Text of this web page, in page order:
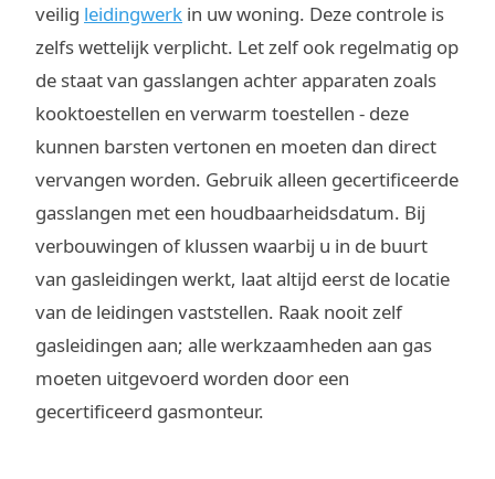
veilig leidingwerk in uw woning. Deze controle is
zelfs wettelijk verplicht. Let zelf ook regelmatig op
de staat van gasslangen achter apparaten zoals
kooktoestellen en verwarm toestellen - deze
kunnen barsten vertonen en moeten dan direct
vervangen worden. Gebruik alleen gecertificeerde
gasslangen met een houdbaarheidsdatum. Bij
verbouwingen of klussen waarbij u in de buurt
van gasleidingen werkt, laat altijd eerst de locatie
van de leidingen vaststellen. Raak nooit zelf
gasleidingen aan; alle werkzaamheden aan gas
moeten uitgevoerd worden door een
gecertificeerd gasmonteur.